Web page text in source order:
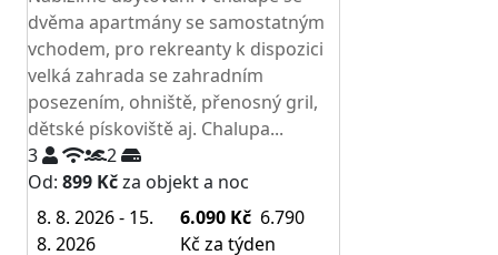
dvěma apartmány se samostatným
vchodem, pro rekreanty k dispozici
velká zahrada se zahradním
posezením, ohniště, přenosný gril,
dětské pískoviště aj. Chalupa...
3
2
Od: 899 Kčza objekt a noc
8. 8. 2026 - 15.
8. 2026
6.090 Kč 6.790
Kč za týden